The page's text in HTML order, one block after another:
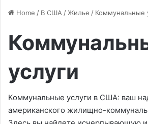
Home / В США / Жилье / Коммунальные
услуги
Коммунальные услуги в США: ваш
американского жилищно-